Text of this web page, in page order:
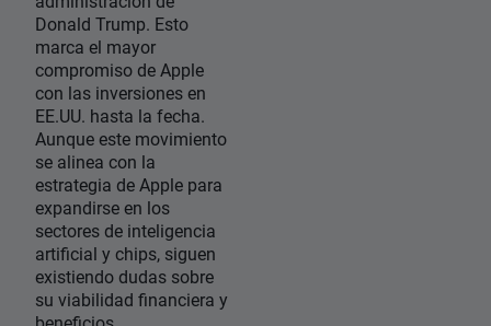
Donald Trump. Esto
marca el mayor
compromiso de Apple
con las inversiones en
EE.UU. hasta la fecha.
Aunque este movimiento
se alinea con la
estrategia de Apple para
expandirse en los
sectores de inteligencia
artificial y chips, siguen
existiendo dudas sobre
su viabilidad financiera y